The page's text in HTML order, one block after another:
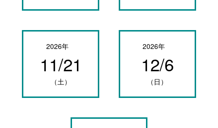
2026年
11/21
（土）
2026年
12/6
（日）